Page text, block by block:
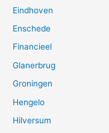
Eindhoven
Enschede
Financieel
Glanerbrug
Groningen
Hengelo
Hilversum